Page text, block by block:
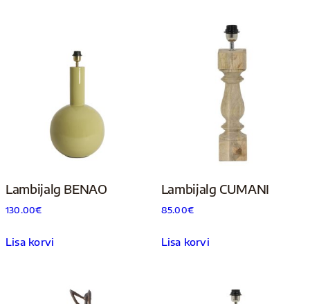
Lambijalg BENAO
130.00€
Lisa korvi
Lambijalg CUMANI
85.00€
Lisa korvi